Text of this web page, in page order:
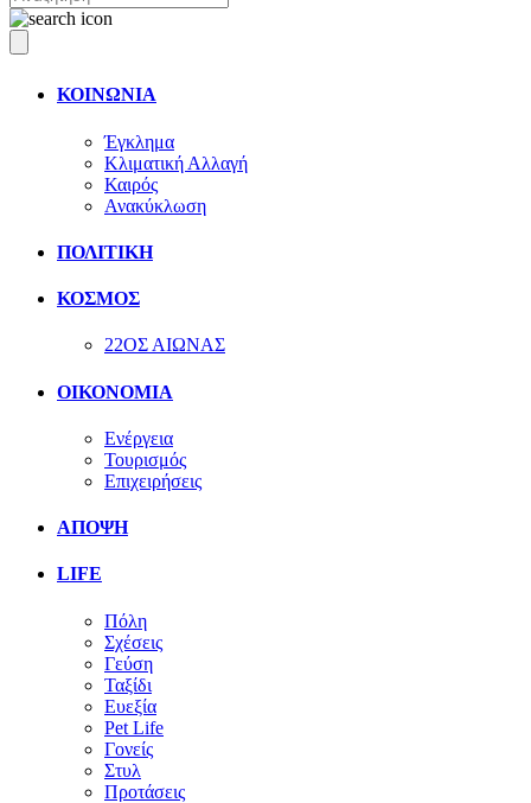
ΚΟΙΝΩΝΙΑ
Έγκλημα
Κλιματική Αλλαγή
Καιρός
Ανακύκλωση
ΠΟΛΙΤΙΚΗ
ΚΟΣΜΟΣ
22ΟΣ ΑΙΩΝΑΣ
ΟΙΚΟΝΟΜΙΑ
Ενέργεια
Τουρισμός
Επιχειρήσεις
ΑΠΟΨΗ
LIFE
Πόλη
Σχέσεις
Γεύση
Ταξίδι
Ευεξία
Pet Life
Γονείς
Στυλ
Προτάσεις